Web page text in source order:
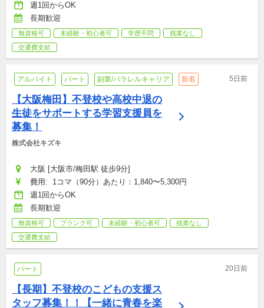
週1回からOK
長期歓迎
無資格可 未経験・初心者可 学歴不問
残業なし
交通費支給
アルバイト パート 副業/パラレルキャリア 新着 5日前
【大阪梅田】不登校や高校中退の
生徒をサポートする学習支援員を
募集！
株式会社キズキ
大阪 [大阪市/梅田駅 徒歩9分]
費用:  1コマ（90分）あたり：1,840〜5,300円
週1回からOK
長期歓迎
無資格可 ブランク可 未経験・初心者可
残業なし
交通費支給
パート 20日前
【長期】不登校のこどもの支援ス
タッフ募集！！【一緒に青春を楽